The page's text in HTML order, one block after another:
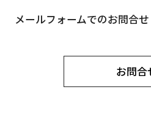
メールフォームでのお問合せ
お問合